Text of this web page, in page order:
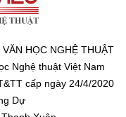
HỌC NGHỆ THUẬT
Nghệ thuật Việt Nam
cấp ngày 24/4/2020
Dự